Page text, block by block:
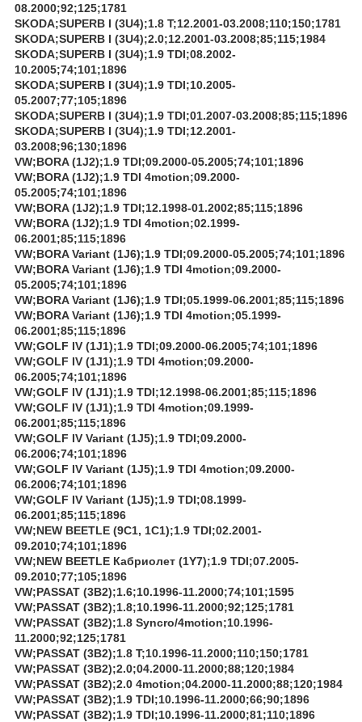
08.2000;92;125;1781
SKODA;SUPERB I (3U4);1.8 T;12.2001-03.2008;110;150;1781
SKODA;SUPERB I (3U4);2.0;12.2001-03.2008;85;115;1984
SKODA;SUPERB I (3U4);1.9 TDI;08.2002-
10.2005;74;101;1896
SKODA;SUPERB I (3U4);1.9 TDI;10.2005-
05.2007;77;105;1896
SKODA;SUPERB I (3U4);1.9 TDI;01.2007-03.2008;85;115;1896
SKODA;SUPERB I (3U4);1.9 TDI;12.2001-
03.2008;96;130;1896
VW;BORA (1J2);1.9 TDI;09.2000-05.2005;74;101;1896
VW;BORA (1J2);1.9 TDI 4motion;09.2000-
05.2005;74;101;1896
VW;BORA (1J2);1.9 TDI;12.1998-01.2002;85;115;1896
VW;BORA (1J2);1.9 TDI 4motion;02.1999-
06.2001;85;115;1896
VW;BORA Variant (1J6);1.9 TDI;09.2000-05.2005;74;101;1896
VW;BORA Variant (1J6);1.9 TDI 4motion;09.2000-
05.2005;74;101;1896
VW;BORA Variant (1J6);1.9 TDI;05.1999-06.2001;85;115;1896
VW;BORA Variant (1J6);1.9 TDI 4motion;05.1999-
06.2001;85;115;1896
VW;GOLF IV (1J1);1.9 TDI;09.2000-06.2005;74;101;1896
VW;GOLF IV (1J1);1.9 TDI 4motion;09.2000-
06.2005;74;101;1896
VW;GOLF IV (1J1);1.9 TDI;12.1998-06.2001;85;115;1896
VW;GOLF IV (1J1);1.9 TDI 4motion;09.1999-
06.2001;85;115;1896
VW;GOLF IV Variant (1J5);1.9 TDI;09.2000-
06.2006;74;101;1896
VW;GOLF IV Variant (1J5);1.9 TDI 4motion;09.2000-
06.2006;74;101;1896
VW;GOLF IV Variant (1J5);1.9 TDI;08.1999-
06.2001;85;115;1896
VW;NEW BEETLE (9C1, 1C1);1.9 TDI;02.2001-
09.2010;74;101;1896
VW;NEW BEETLE Кабриолет (1Y7);1.9 TDI;07.2005-
09.2010;77;105;1896
VW;PASSAT (3B2);1.6;10.1996-11.2000;74;101;1595
VW;PASSAT (3B2);1.8;10.1996-11.2000;92;125;1781
VW;PASSAT (3B2);1.8 Syncro/4motion;10.1996-
11.2000;92;125;1781
VW;PASSAT (3B2);1.8 T;10.1996-11.2000;110;150;1781
VW;PASSAT (3B2);2.0;04.2000-11.2000;88;120;1984
VW;PASSAT (3B2);2.0 4motion;04.2000-11.2000;88;120;1984
VW;PASSAT (3B2);1.9 TDI;10.1996-11.2000;66;90;1896
VW;PASSAT (3B2);1.9 TDI;10.1996-11.2000;81;110;1896